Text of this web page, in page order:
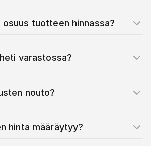
osuus tuotteen hinnassa?
varastossa?
nouto?
hinta määräytyy?